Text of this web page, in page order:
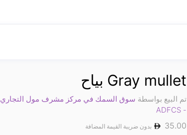
Gray mullet بياح
تم البيع بواسطة سوق السمك في مركز مشرف مول التجاري
- ADFCS
35.00 بدون ضريبة القيمة المضافة